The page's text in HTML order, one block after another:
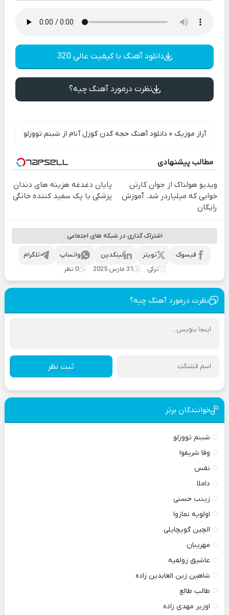
دانلود آهنگ با کیفیت عالی 320
نظرت درمورد آهنگ چیه؟
آراز موزیک » دانلود آهنگ حجه گدن گوزل آنام از شبنم تووزلو
مطالب پیشنهادی
ویدیو هولناک از جوان کارتن
خوابی که میلیاردر شد. آموزش
رایگان
پایان دغدغه هزینه های دندان
پزشکی با پک سفید کننده خانگی
اشتراک گذاری در شبکه های اجتماعی
تلگرام واتساپ لینکدین تویتر
فیسوک
ترکی
31 مارس 2025 0 نظر
نظرت درمورد آهنگ چیه؟
ثبت نظر
خوانندگان برتر
شبنم تووزلو
وفا شریفوا
نفس
داملا
زینب حسنی
اولویه نمازوا
الچین گویچایلی
مهریبان
عاشیق زولفیه
شاهین زین العابدین زاده
طالب طالع
اوزیر مهدی زاده